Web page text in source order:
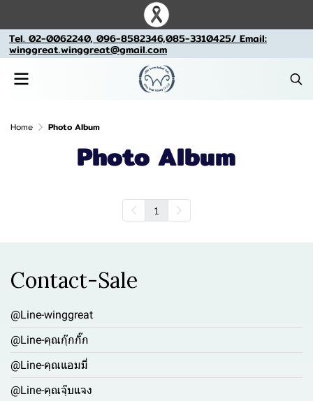
Tel. 02-0062240, 096-8582346,085-3310425/ Email:
winggreat.winggreat@gmail.com
Home Photo Album
Photo Album
1
Contact-Sale
@Line-winggreat
@Line-คุณกุ๊กกิ๊ก
@Line-คุณแอมมี่
@Line-คุณจุ๊บแจง